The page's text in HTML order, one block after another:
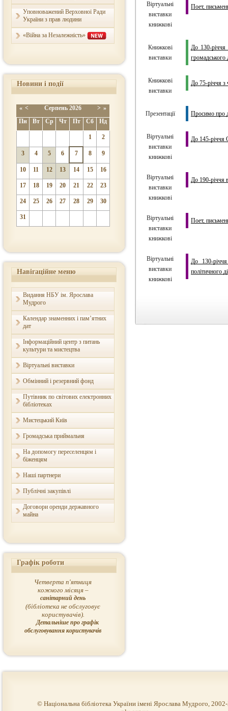
Уповноважений Верховної Ради
України з прав людини
«Війна за Незалежність»
Новини і події
« < Серпень2026 > »
Пн
Вт Ср Чт Пт Сб Нд
1 2
3 4 5 6 7 8 9
10 11 12 13 14 15 16
17 18 19 20 21 22 23
24 25 26 27 28 29 30
31
Навігаційне меню
Видання НБУ ім. Ярослава
Мудрого
Календар знаменних і пам’ятних
дат
Інформаційний центр з питань
культури та мистецтва
Віртуальні виставки
Обмінний і резервний фонд
Путівник по світових електронних
бібліотеках
Мистецький Київ
Громадська приймальня
На допомогу переселенцям і
біженцям
Наші партнери
Публічні закупівлі
Договори оренди державного
майна
Графік роботи
Четверта п'ятниця
кожного місяця –
санітарний день
(бібліотека не обслуговує
користувачів).
Детальніше про графік
обслуговування користувачів
Віртуальні
виставки
книжкові
Поет,
Книжкові
виставки
До 130-річчя
громадського
Книжкові
виставки
До 75-річчя з
Презентації Просимо про
Віртуальні
виставки
книжкові
До 145-річчя
Віртуальні
виставки
книжкові
До 190-річчя
Віртуальні
виставки
книжкові
Поет,
Віртуальні
виставки
книжкові
До 130-
політичного
© Національна бібліотека України імені Ярослава Мудрого,